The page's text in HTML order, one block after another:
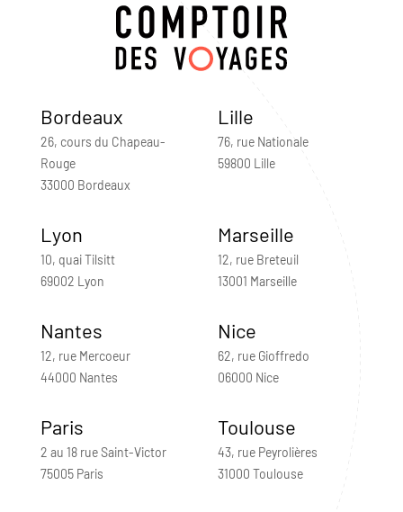
Bordeaux
26, cours du Chapeau-
Rouge
33000 Bordeaux
Lille
76, rue Nationale
59800 Lille
Lyon
10, quai Tilsitt
69002 Lyon
Marseille
12, rue Breteuil
13001 Marseille
Nantes
12, rue Mercoeur
44000 Nantes
Nice
62, rue Gioffredo
06000 Nice
Paris
2 au 18 rue Saint-Victor
75005 Paris
Toulouse
43, rue Peyrolières
31000 Toulouse